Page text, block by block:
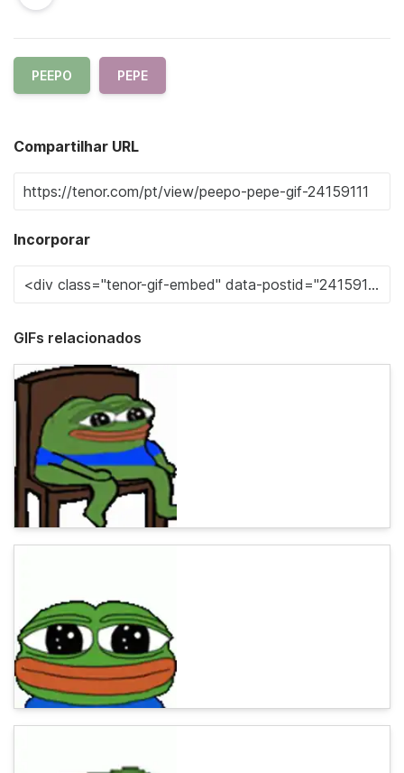
PEEPO PEPE
Compartilhar URL
Incorporar
GIFs relacionados